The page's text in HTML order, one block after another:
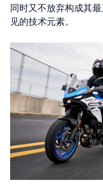
同时又不放弃构成其
见的技术元素。